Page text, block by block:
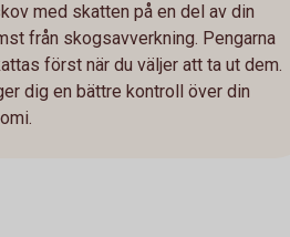
med skatten på en del av din
från skogsavverkning. Pengarna
först när du väljer att ta ut dem.
dig en bättre kontroll över din